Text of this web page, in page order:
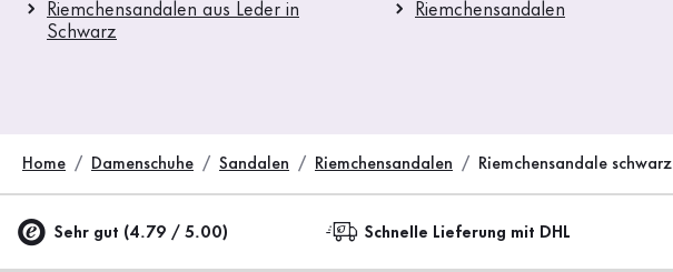
Riemchensandalen aus Leder in
Schwarz
Riemchensandalen
Home Damenschuhe Sandalen Riemchensandalen Riemchensandale schwarz
Sehr gut (4.79 / 5.00) Schnelle Lieferung mit DHL